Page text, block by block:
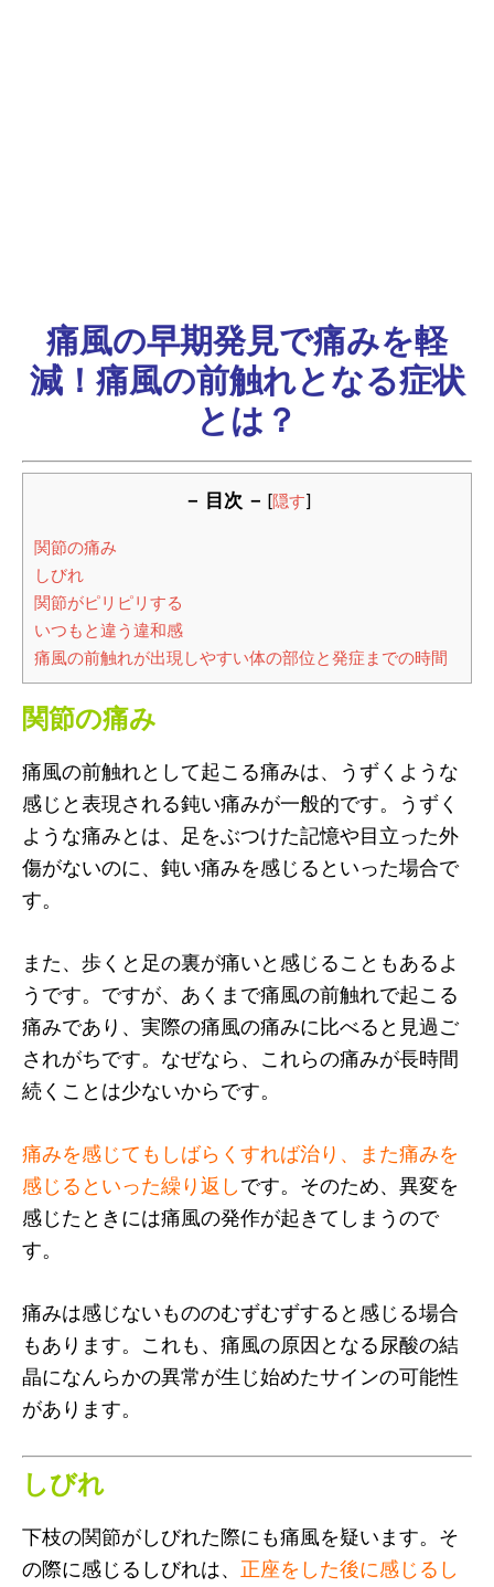
痛風の早期発見で痛みを軽
減！痛風の前触れとなる症状
とは？
－ 目次 － [隠す]
関節の痛み
しびれ
関節がピリピリする
いつもと違う違和感
痛風の前触れが出現しやすい体の部位と発症までの時間
関節の痛み
痛風の前触れとして起こる痛みは、うずくような
感じと表現される鈍い痛みが一般的です。うずく
ような痛みとは、足をぶつけた記憶や目立った外
傷がないのに、鈍い痛みを感じるといった場合で
す。
また、歩くと足の裏が痛いと感じることもあるよ
うです。ですが、あくまで痛風の前触れで起こる
痛みであり、実際の痛風の痛みに比べると見過ご
されがちです。なぜなら、これらの痛みが長時間
続くことは少ないからです。
痛みを感じてもしばらくすれば治り、また痛みを
感じるといった繰り返しです。そのため、異変を
感じたときには痛風の発作が起きてしまうので
す。
痛みは感じないもののむずむずすると感じる場合
もあります。これも、痛風の原因となる尿酸の結
晶になんらかの異常が生じ始めたサインの可能性
があります。
しびれ
下枝の関節がしびれた際にも痛風を疑います。そ
の際に感じるしびれは、 正座をした後に感じるし